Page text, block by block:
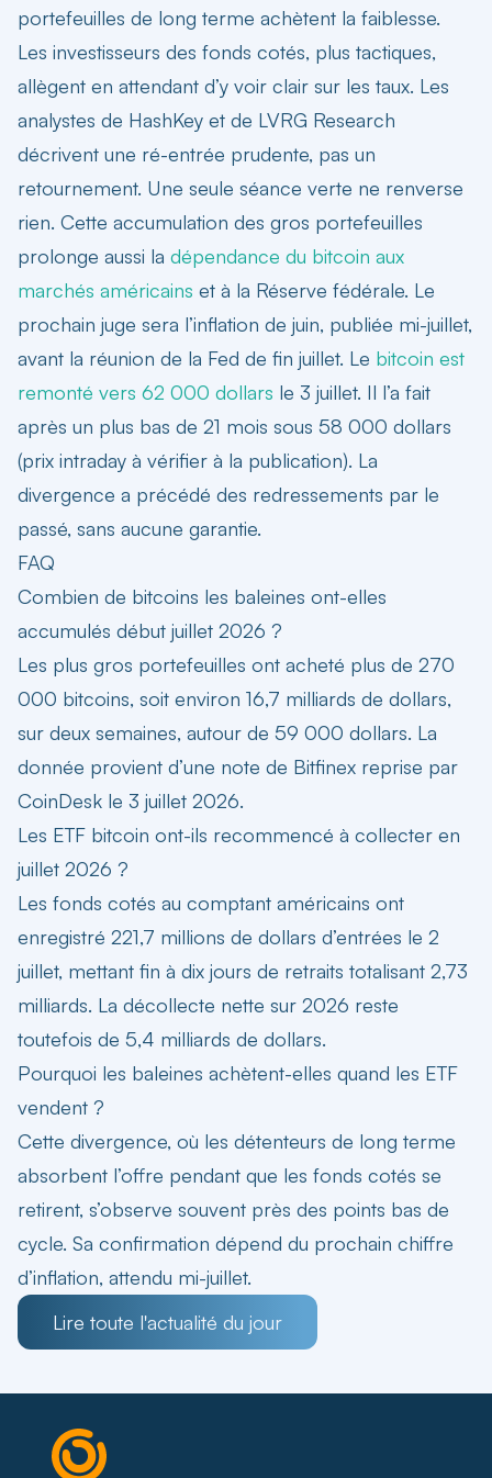
portefeuilles de long terme achètent la faiblesse.
Les investisseurs des fonds cotés, plus tactiques,
allègent en attendant d’y voir clair sur les taux. Les
analystes de HashKey et de LVRG Research
décrivent une ré-entrée prudente, pas un
retournement. Une seule séance verte ne renverse
rien. Cette accumulation des gros portefeuilles
prolonge aussi la dépendance du bitcoin aux
marchés américains et à la Réserve fédérale. Le
prochain juge sera l’inflation de juin, publiée mi-juillet,
avant la réunion de la Fed de fin juillet. Le bitcoin est
remonté vers 62 000 dollars le 3 juillet. Il l’a fait
après un plus bas de 21 mois sous 58 000 dollars
(prix intraday à vérifier à la publication). La
divergence a précédé des redressements par le
passé, sans aucune garantie.
FAQ
Combien de bitcoins les baleines ont-elles
accumulés début juillet 2026 ?
Les plus gros portefeuilles ont acheté plus de 270
000 bitcoins, soit environ 16,7 milliards de dollars,
sur deux semaines, autour de 59 000 dollars. La
donnée provient d’une note de Bitfinex reprise par
CoinDesk le 3 juillet 2026.
Les ETF bitcoin ont-ils recommencé à collecter en
juillet 2026 ?
Les fonds cotés au comptant américains ont
enregistré 221,7 millions de dollars d’entrées le 2
juillet, mettant fin à dix jours de retraits totalisant 2,73
milliards. La décollecte nette sur 2026 reste
toutefois de 5,4 milliards de dollars.
Pourquoi les baleines achètent-elles quand les ETF
vendent ?
Cette divergence, où les détenteurs de long terme
absorbent l’offre pendant que les fonds cotés se
retirent, s’observe souvent près des points bas de
cycle. Sa confirmation dépend du prochain chiffre
d’inflation, attendu mi-juillet.
Lire toute l'actualité du jour